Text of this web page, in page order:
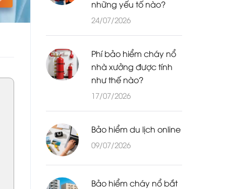
những yếu tố nào?
24/07/2026
Phí bảo hiểm cháy nổ
nhà xưởng được tính
như thế nào?
17/07/2026
Bảo hiểm du lịch online
09/07/2026
Bảo hiểm cháy nổ bắt